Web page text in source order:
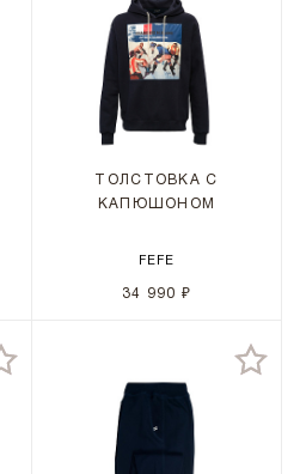
ТОЛСТОВКА С
КАПЮШОНОМ
FEFE
34 990 ₽